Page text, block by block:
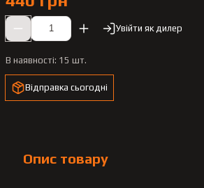
Увійти як дилер
В наявності: 15 шт.
Відправка сьогодні
Опис товару